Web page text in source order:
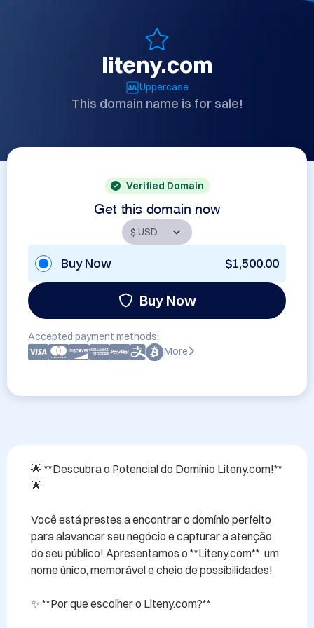
liteny.com
Uppercase
This domain name is for sale!
Verified Domain
Get this domain now
Buy Now $1,500.00
Buy Now
Accepted payment methods:
More
🌟 **Descubra o Potencial do Domínio Liteny.com!**
🌟
Você está prestes a encontrar o domínio perfeito
para alavancar seu negócio e capturar a atenção
do seu público! Apresentamos o **Liteny.com**, um
nome único, memorável e cheio de possibilidades!
✨ **Por que escolher o Liteny.com?**